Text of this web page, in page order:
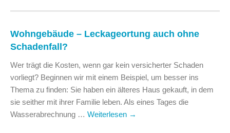
Wohngebäude – Leckageortung auch ohne
Schadenfall?
Wer trägt die Kosten, wenn gar kein versicherter Schaden
vorliegt? Beginnen wir mit einem Beispiel, um besser ins
Thema zu finden: Sie haben ein älteres Haus gekauft, in dem
sie seither mit ihrer Familie leben. Als eines Tages die
Wasserabrechnung … Weiterlesen →